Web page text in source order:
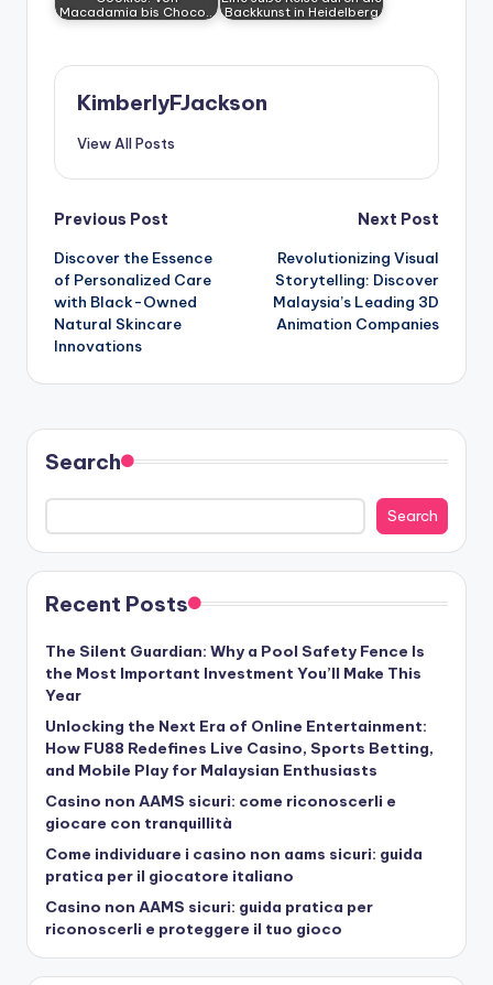
Macadamia bis Choco…
Backkunst in Heidelberg
KimberlyFJackson
View All Posts
Post
navigation
Previous Post
Discover the Essence
of Personalized Care
with Black-Owned
Natural Skincare
Innovations
Next Post
Revolutionizing Visual
Storytelling: Discover
Malaysia’s Leading 3D
Animation Companies
Search
Search
Recent Posts
The Silent Guardian: Why a Pool Safety Fence Is
the Most Important Investment You’ll Make This
Year
Unlocking the Next Era of Online Entertainment:
How FU88 Redefines Live Casino, Sports Betting,
and Mobile Play for Malaysian Enthusiasts
Casino non AAMS sicuri: come riconoscerli e
giocare con tranquillità
Come individuare i casino non aams sicuri: guida
pratica per il giocatore italiano
Casino non AAMS sicuri: guida pratica per
riconoscerli e proteggere il tuo gioco